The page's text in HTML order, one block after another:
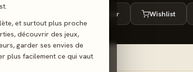
et surtout plus proche
découvrir des jeux,
garder ses envies de
plus facilement ce qui vaut
Envie de jouer Wishlist